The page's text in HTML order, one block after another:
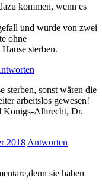
kommen, wenn es
und wurde von zwei
ohne
sterben.
sterben, sonst wären die
arbeitslos gewesen!
Königs-Albrecht, Dr.
2018 Antworten
sie haben